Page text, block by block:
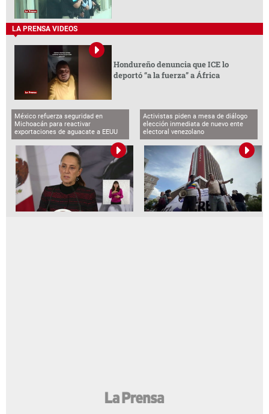
LA PRENSA VIDEOS
Hondureño denuncia que ICE lo
deportó “a la fuerza” a África
México refuerza seguridad en
Michoacán para reactivar
exportaciones de aguacate a EEUU
Activistas piden a mesa de diálogo
elección inmediata de nuevo ente
electoral venezolano